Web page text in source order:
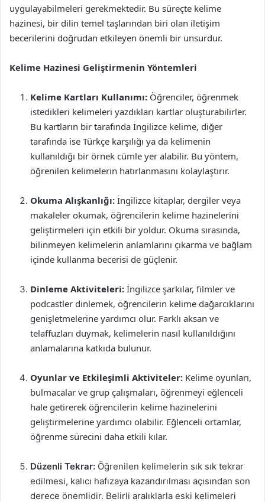
uygulayabilmeleri gerekmektedir. Bu süreçte kelime
hazinesi, bir dilin temel taşlarından biri olan iletişim
becerilerini doğrudan etkileyen önemli bir unsurdur.
Kelime Hazinesi Geliştirmenin Yöntemleri
Kelime Kartları Kullanımı: Öğrenciler, öğrenmek
istedikleri kelimeleri yazdıkları kartlar oluşturabilirler.
Bu kartların bir tarafında İngilizce kelime, diğer
tarafında ise Türkçe karşılığı ya da kelimenin
kullanıldığı bir örnek cümle yer alabilir. Bu yöntem,
öğrenilen kelimelerin hatırlanmasını kolaylaştırır.
Okuma Alışkanlığı: İngilizce kitaplar, dergiler veya
makaleler okumak, öğrencilerin kelime hazinelerini
geliştirmeleri için etkili bir yoldur. Okuma sırasında,
bilinmeyen kelimelerin anlamlarını çıkarma ve bağlam
içinde kullanma becerisi de güçlenir.
Dinleme Aktiviteleri: İngilizce şarkılar, filmler ve
podcastler dinlemek, öğrencilerin kelime dağarcıklarını
genişletmelerine yardımcı olur. Farklı aksan ve
telaffuzları duymak, kelimelerin nasıl kullanıldığını
anlamalarına katkıda bulunur.
Oyunlar ve Etkileşimli Aktiviteler: Kelime oyunları,
bulmacalar ve grup çalışmaları, öğrenmeyi eğlenceli
hale getirerek öğrencilerin kelime hazinelerini
geliştirmelerine yardımcı olabilir. Eğlenceli ortamlar,
öğrenme sürecini daha etkili kılar.
Düzenli Tekrar: Öğrenilen kelimelerin sık sık tekrar
edilmesi, kalıcı hafızaya kazandırılması açısından son
derece önemlidir. Belirli aralıklarla eski kelimeleri